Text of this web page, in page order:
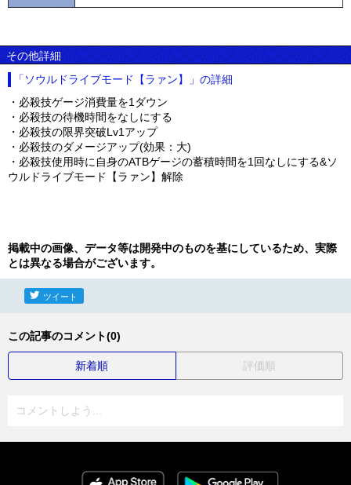
その他詳細
「ソウルドライブモード【ラァン】」の詳細
・必殺技ゲージ消費量を1ダウン
・必殺技の待機時間をなしにする
・必殺技の限界突破Lv1アップ
・必殺技のダメージアップ(効果：大)
・必殺技使用時に自身のATBゲージの蓄積時間を1回なしにする&ソ
ウルドライブモード【ラァン】解除
掲載中の画像、データ等は開発中のものを基にしているため、実際
とは異なる場合がございます。
ツイート
この記事のコメント(0)
新着順 評価順
コメントしよう...